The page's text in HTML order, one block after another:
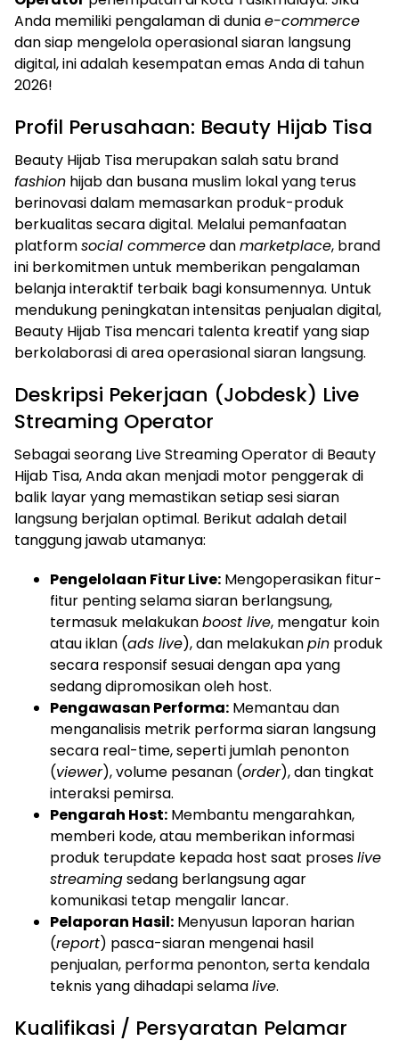
Anda memiliki pengalaman di duniae-commerce
dan siap mengelola operasional siaran langsung
digital, ini adalah kesempatan emas Anda di tahun
2026!
Profil Perusahaan: Beauty Hijab Tisa
Beauty Hijab Tisa merupakan salah satu brand
fashion hijab dan busana muslim lokal yang terus
berinovasi dalam memasarkan produk-produk
berkualitas secara digital. Melalui pemanfaatan
platformsocial commercedanmarketplace, brand
ini berkomitmen untuk memberikan pengalaman
belanja interaktif terbaik bagi konsumennya. Untuk
mendukung peningkatan intensitas penjualan digital,
Beauty Hijab Tisa mencari talenta kreatif yang siap
berkolaborasi di area operasional siaran langsung.
Deskripsi Pekerjaan (Jobdesk) Live
Streaming Operator
Sebagai seorang Live Streaming Operator di Beauty
Hijab Tisa, Anda akan menjadi motor penggerak di
balik layar yang memastikan setiap sesi siaran
langsung berjalan optimal. Berikut adalah detail
tanggung jawab utamanya:
Pengelolaan Fitur Live: Mengoperasikan fitur-
fitur penting selama siaran berlangsung,
termasuk melakukanboost live, mengatur koin
atau iklan (ads live), dan melakukanpin produk
secara responsif sesuai dengan apa yang
sedang dipromosikan oleh host.
Pengawasan Performa: Memantau dan
menganalisis metrik performa siaran langsung
secara real-time, seperti jumlah penonton
(viewer), volume pesanan (order), dan tingkat
interaksi pemirsa.
Pengarah Host: Membantu mengarahkan,
memberi kode, atau memberikan informasi
produk terupdate kepada host saat proseslive
streamingsedang berlangsung agar
komunikasi tetap mengalir lancar.
Pelaporan Hasil: Menyusun laporan harian
(report) pasca-siaran mengenai hasil
penjualan, performa penonton, serta kendala
teknis yang dihadapi selamalive.
Kualifikasi / Persyaratan Pelamar